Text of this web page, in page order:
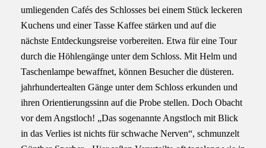
umliegenden Cafés des Schlosses bei einem Stück leckeren
Kuchens und einer Tasse Kaffee stärken und auf die
nächste Entdeckungsreise vorbereiten. Etwa für eine Tour
durch die Höhlengänge unter dem Schloss. Mit Helm und
Taschenlampe bewaffnet, können Besucher die düsteren.
jahrhundertealten Gänge unter dem Schloss erkunden und
ihren Orientierungssinn auf die Probe stellen. Doch Obacht
vor dem Angstloch! „Das sogenannte Angstloch mit Blick
in das Verlies ist nichts für schwache Nerven“, schmunzelt